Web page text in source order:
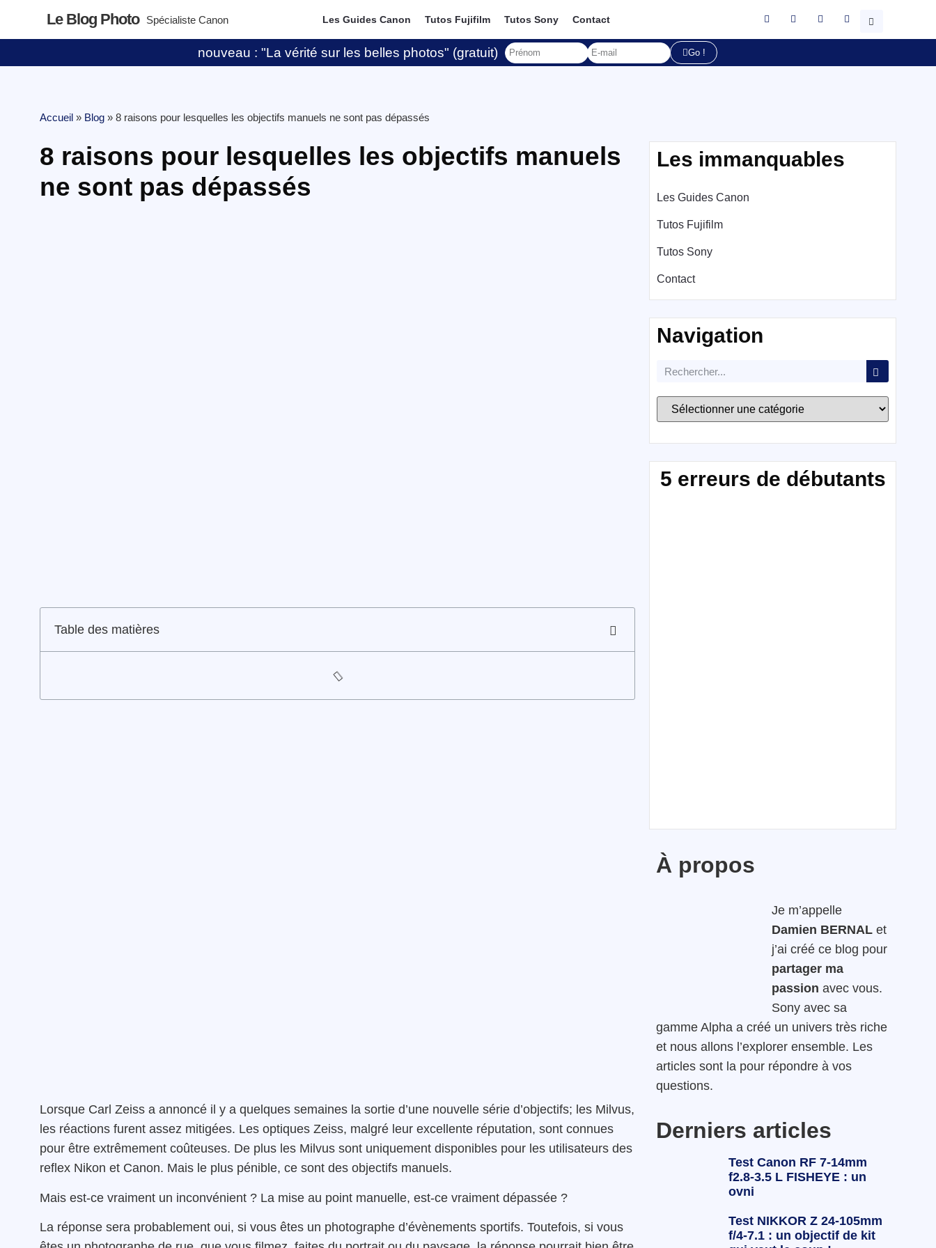
Le Blog Photo Spécialiste Canon Les Guides Canon Tutos Fujifilm Tutos Sony Contact
nouveau : "La vérité sur les belles photos" (gratuit) Go !
Accueil » Blog » 8 raisons pour lesquelles les objectifs manuels ne sont pas dépassés
8 raisons pour lesquelles les objectifs manuels
ne sont pas dépassés
Table des matières
Lorsque Carl Zeiss a annoncé il y a quelques semaines la sortie d’une nouvelle série d’objectifs; les Milvus,
les réactions furent assez mitigées. Les optiques Zeiss, malgré leur excellente réputation, sont connues
pour être extrêmement coûteuses. De plus les Milvus sont uniquement disponibles pour les utilisateurs des
reflex Nikon et Canon. Mais le plus pénible, ce sont des objectifs manuels.
Mais est-ce vraiment un inconvénient ? La mise au point manuelle, est-ce vraiment dépassée ?
La réponse sera probablement oui, si vous êtes un photographe d’évènements sportifs. Toutefois, si vous
Les immanquables
Les Guides Canon
Tutos Fujifilm
Tutos Sony
Contact
Navigation
5 erreurs de débutants
À propos
Je m’appelle
Damien BERNAL et
j’ai créé ce blog pour
partager ma
passion avec vous.
Sony avec sa
gamme Alpha a créé un univers très riche
et nous allons l’explorer ensemble. Les
articles sont la pour répondre à vos
questions.
Derniers articles
Test Canon RF 7-14mm
f2.8-3.5 L FISHEYE : un
ovni
Test NIKKOR Z 24-105mm
f/4-7.1 : un objectif de kit